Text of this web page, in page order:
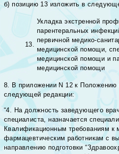
б) позицию 13 изложить в
13.
Укладка экстренной
парентеральных
первичной медико-
медицинской помощи,
медицинской помощи и
медицинской помощи
8. В приложении N 12 к Положению
следующей редакции:
“4. На должность заведующего
специалиста, назначается
Квалификационным требованиям к
фармацевтическим работникам с
направлению подготовки